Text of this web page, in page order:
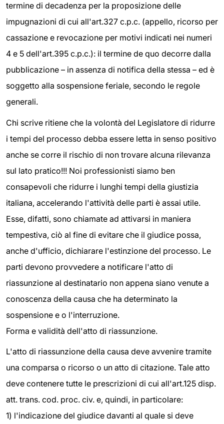
termine di decadenza per la proposizione delle
impugnazioni di cui all'art.327 c.p.c. (appello, ricorso per
cassazione e revocazione per motivi indicati nei numeri
4 e 5 dell'art.395 c.p.c.): il termine de quo decorre dalla
pubblicazione – in assenza di notifica della stessa – ed è
soggetto alla sospensione feriale, secondo le regole
generali.
Chi scrive ritiene che la volontà del Legislatore di ridurre
i tempi del processo debba essere letta in senso positivo
anche se corre il rischio di non trovare alcuna rilevanza
sul lato pratico!!! Noi professionisti siamo ben
consapevoli che ridurre i lunghi tempi della giustizia
italiana, accelerando l'attività delle parti è assai utile.
Esse, difatti, sono chiamate ad attivarsi in maniera
tempestiva, ciò al fine di evitare che il giudice possa,
anche d'ufficio, dichiarare l'estinzione del processo. Le
parti devono provvedere a notificare l'atto di
riassunzione al destinatario non appena siano venute a
conoscenza della causa che ha determinato la
sospensione e o l'interruzione.
Forma e validità dell'atto di riassunzione.
L'atto di riassunzione della causa deve avvenire tramite
una comparsa o ricorso o un atto di citazione. Tale atto
deve contenere tutte le prescrizioni di cui all'art.125 disp.
att. trans. cod. proc. civ. e, quindi, in particolare:
1) l'indicazione del giudice davanti al quale si deve